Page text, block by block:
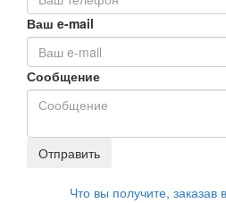
Ваш e-mail
Сообщение
Отправить
Что вы получите, заказав